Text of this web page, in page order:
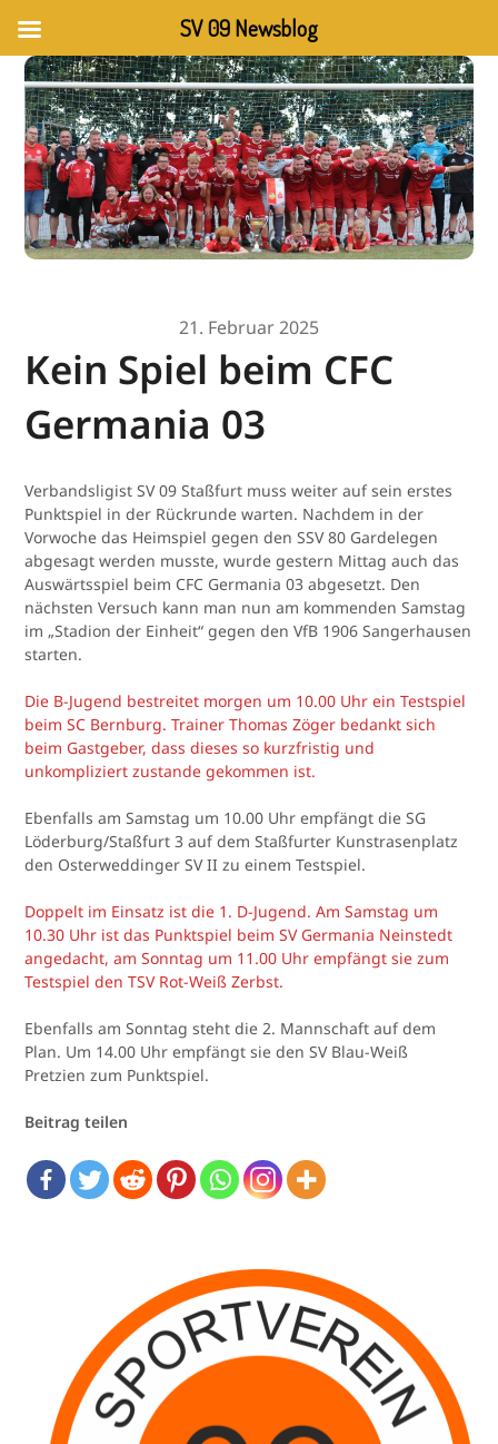
21. Februar 2025
Kein Spiel beim CFC
Germania 03
Verbandsligist SV 09 Staßfurt muss weiter auf sein erstes
Punktspiel in der Rückrunde warten. Nachdem in der
Vorwoche das Heimspiel gegen den SSV 80 Gardelegen
abgesagt werden musste, wurde gestern Mittag auch das
Auswärtsspiel beim CFC Germania 03 abgesetzt. Den
nächsten Versuch kann man nun am kommenden Samstag
im „Stadion der Einheit“ gegen den VfB 1906 Sangerhausen
starten.
Die B-Jugend bestreitet morgen um 10.00 Uhr ein Testspiel
beim SC Bernburg. Trainer Thomas Zöger bedankt sich
beim Gastgeber, dass dieses so kurzfristig und
unkompliziert zustande gekommen ist.
Ebenfalls am Samstag um 10.00 Uhr empfängt die SG
Löderburg/Staßfurt 3 auf dem Staßfurter Kunstrasenplatz
den Osterweddinger SV II zu einem Testspiel.
Doppelt im Einsatz ist die 1. D-Jugend. Am Samstag um
10.30 Uhr ist das Punktspiel beim SV Germania Neinstedt
angedacht, am Sonntag um 11.00 Uhr empfängt sie zum
Testspiel den TSV Rot-Weiß Zerbst.
Ebenfalls am Sonntag steht die 2. Mannschaft auf dem
Plan. Um 14.00 Uhr empfängt sie den SV Blau-Weiß
Pretzien zum Punktspiel.
Beitrag teilen
SV 09 Newsblog